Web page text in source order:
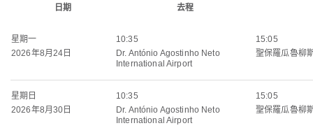
日期 去程
星期一
2026年8月24日
10:35
Dr. António Agostinho Neto
International Airport
15:05
聖保羅瓜魯柳
星期日
2026年8月30日
10:35
Dr. António Agostinho Neto
International Airport
15:05
聖保羅瓜魯柳